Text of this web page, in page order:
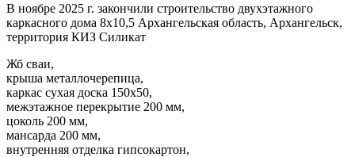
В ноябре 2025 г. закончили строительство двухэтажного
каркасного дома 8х10,5 Архангельская область, Архангельск,
территория КИЗ Силикат
Жб сваи,
крыша металлочерепица,
каркас сухая доска 150х50,
межэтажное перекрытие 200 мм,
цоколь 200 мм,
мансарда 200 мм,
внутренняя отделка гипсокартон,